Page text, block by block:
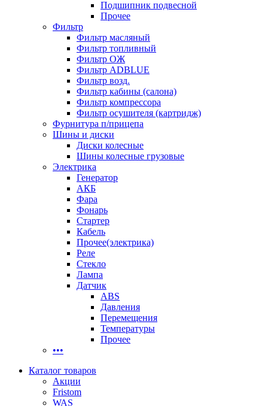
Подшипник подвесной
Прочее
Фильтр
Фильтр масляный
Фильтр топливный
Фильтр ОЖ
Фильтр ADBLUE
Фильтр возд.
Фильтр кабины (салона)
Фильтр компрессора
Фильтр осушителя (картридж)
Фурнитура п/прицепа
Шины и диски
Диски колесные
Шины колесные грузовые
Электрика
Генератор
АКБ
Фара
Фонарь
Стартер
Кабель
Прочее(электрика)
Реле
Стекло
Лампа
Датчик
ABS
Давления
Перемещения
Температуры
Прочее
•••
Каталог товаров
Акции
Fristom
WAS